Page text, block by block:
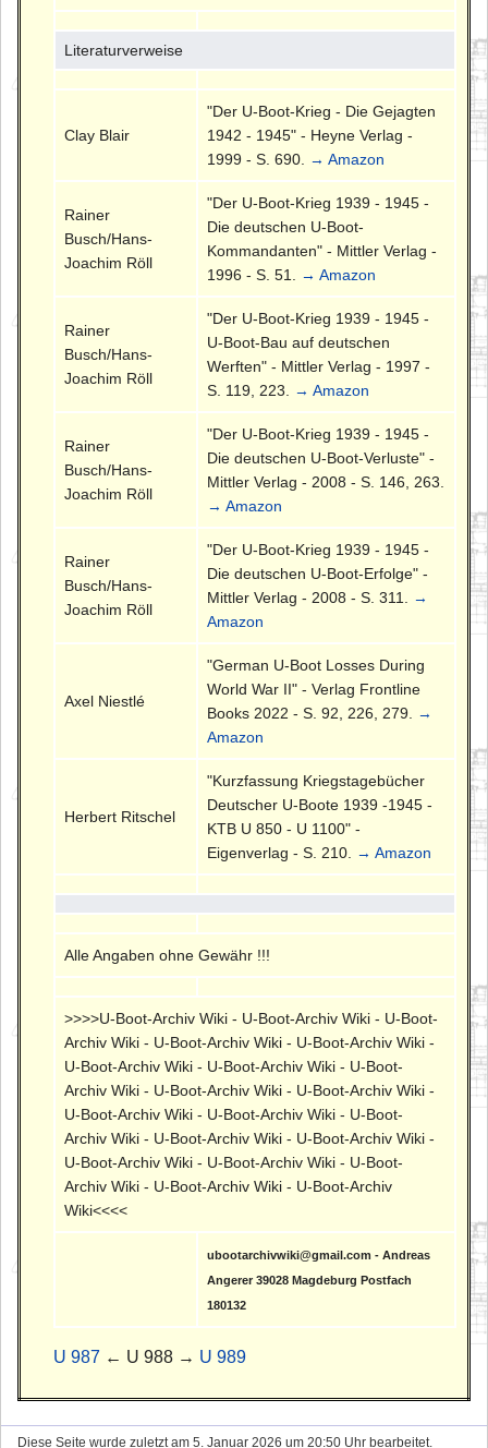
Literaturverweise
Clay Blair
"Der U-Boot-Krieg - Die Gejagten
1942 - 1945" - Heyne Verlag -
1999 - S. 690.
→ Amazon
Rainer
Busch/Hans-
Joachim Röll
"Der U-Boot-Krieg 1939 - 1945 -
Die deutschen U-Boot-
Kommandanten" - Mittler Verlag -
1996 - S. 51.
→ Amazon
Rainer
Busch/Hans-
Joachim Röll
"Der U-Boot-Krieg 1939 - 1945 -
U-Boot-Bau auf deutschen
Werften" - Mittler Verlag - 1997 -
S. 119, 223.
→ Amazon
Rainer
Busch/Hans-
Joachim Röll
"Der U-Boot-Krieg 1939 - 1945 -
Die deutschen U-Boot-Verluste" -
Mittler Verlag - 2008 - S. 146, 263.
→ Amazon
Rainer
Busch/Hans-
Joachim Röll
"Der U-Boot-Krieg 1939 - 1945 -
Die deutschen U-Boot-Erfolge" -
Mittler Verlag - 2008 - S. 311.
→
Amazon
Axel Niestlé
"German U-Boot Losses During
World War II" - Verlag Frontline
Books 2022 - S. 92, 226, 279.
→
Amazon
Herbert Ritschel
"Kurzfassung Kriegstagebücher
Deutscher U-Boote 1939 -1945 -
KTB U 850 - U 1100" -
Eigenverlag - S. 210.
→ Amazon
Alle Angaben ohne Gewähr !!!
>>>>U-Boot-Archiv Wiki - U-Boot-Archiv Wiki - U-Boot-
Archiv Wiki - U-Boot-Archiv Wiki - U-Boot-Archiv Wiki -
U-Boot-Archiv Wiki - U-Boot-Archiv Wiki - U-Boot-
Archiv Wiki - U-Boot-Archiv Wiki - U-Boot-Archiv Wiki -
U-Boot-Archiv Wiki - U-Boot-Archiv Wiki - U-Boot-
Archiv Wiki - U-Boot-Archiv Wiki - U-Boot-Archiv Wiki -
U-Boot-Archiv Wiki - U-Boot-Archiv Wiki - U-Boot-
Archiv Wiki - U-Boot-Archiv Wiki - U-Boot-Archiv
Wiki<<<<
ubootarchivwiki@gmail.com - Andreas
Angerer 39028 Magdeburg Postfach
180132
U 987 ← U 988 → U 989
Diese Seite wurde zuletzt am 5. Januar 2026 um 20:50 Uhr bearbeitet.